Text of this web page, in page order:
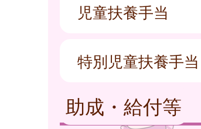
児童扶養手当
特別児童扶養手当
助成・給付等